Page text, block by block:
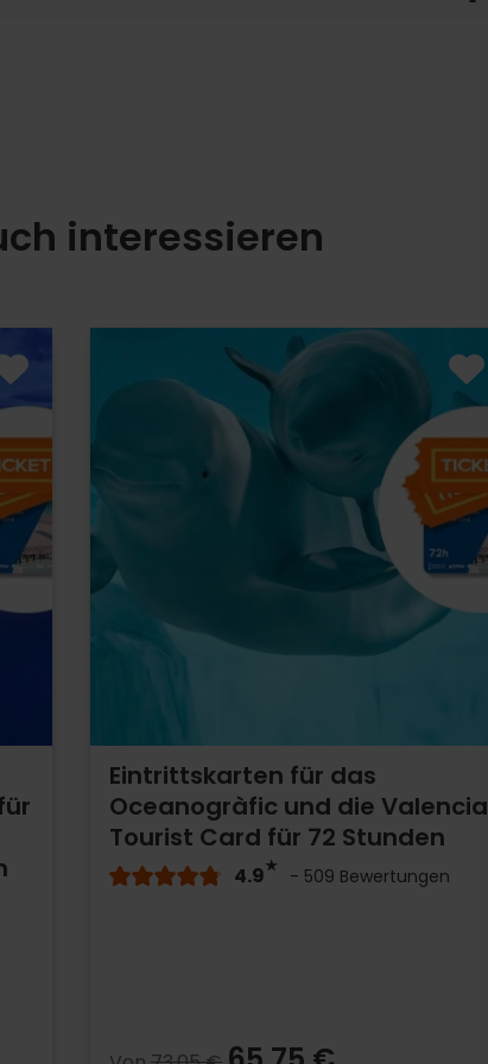
interessieren
Eintrittskarten für das
Oceanogràfic und die Valencia
Tourist Card für 72 Stunden
4.9 - 509 Bewertungen